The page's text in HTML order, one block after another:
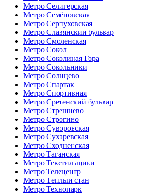
Метро Селигерская
Метро Семёновская
Метро Серпуховская
Метро Славянский бульвар
Метро Смоленская
Метро Сокол
Метро Соколиная Гора
Метро Сокольники
Метро Солнцево
Метро Спартак
Метро Спортивная
Метро Сретенский бульвар
Метро Стрешнево
Метро Строгино
Метро Суворовская
Метро Сухаревская
Метро Сходненская
Метро Таганская
Метро Текстильщики
Метро Телецентр
Метро Тёплый стан
Метро Технопарк